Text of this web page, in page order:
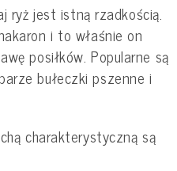
ryż jest istną rzadkością.
i to właśnie on
posiłków. Popularne są
bułeczki pszenne i
charakterystyczną są